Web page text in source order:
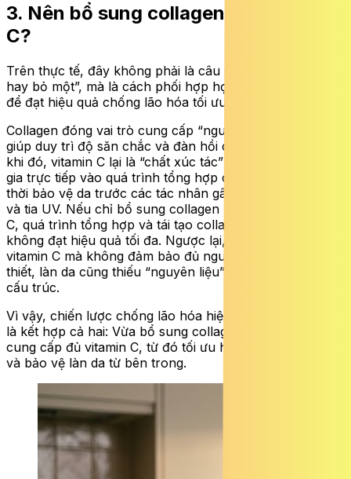
3. Nên bổ sung collagen hay vitamin
C?
Trên thực tế, đây không phải là câu chuyện “chọn một
hay bỏ một”, mà là cách phối hợp hợp lý giữa hai yếu tố
để đạt hiệu quả chống lão hóa tối ưu.
Collagen đóng vai trò cung cấp “nguyên liệu” cấu trúc,
giúp duy trì độ săn chắc và đàn hồi của làn da. Trong
khi đó, vitamin C lại là “chất xúc tác” quan trọng, tham
gia trực tiếp vào quá trình tổng hợp collagen và đồng
thời bảo vệ da trước các tác nhân gây hại như gốc tự do
và tia UV. Nếu chỉ bổ sung collagen nhưng thiếu vitamin
C, quá trình tổng hợp và tái tạo collagen trong cơ thể sẽ
không đạt hiệu quả tối đa. Ngược lại, nếu chỉ bổ sung
vitamin C mà không đảm bảo đủ nguồn protein cần
thiết, làn da cũng thiếu “nguyên liệu” để phục hồi và tái
cấu trúc.
Vì vậy, chiến lược chống lão hóa hiệu quả và bền vững
là kết hợp cả hai: Vừa bổ sung collagen, vừa đảm bảo
cung cấp đủ vitamin C, từ đó tối ưu hóa khả năng tái tạo
và bảo vệ làn da từ bên trong.